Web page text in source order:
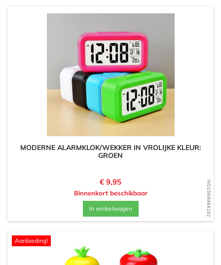
WD1568984192
MODERNE ALARMKLOK/WEKKER IN VROLIJKE KLEUR:
GROEN
Prijs
€ 9,95
Binnenkort beschikbaar
In winkelwagen
Aanbieding!